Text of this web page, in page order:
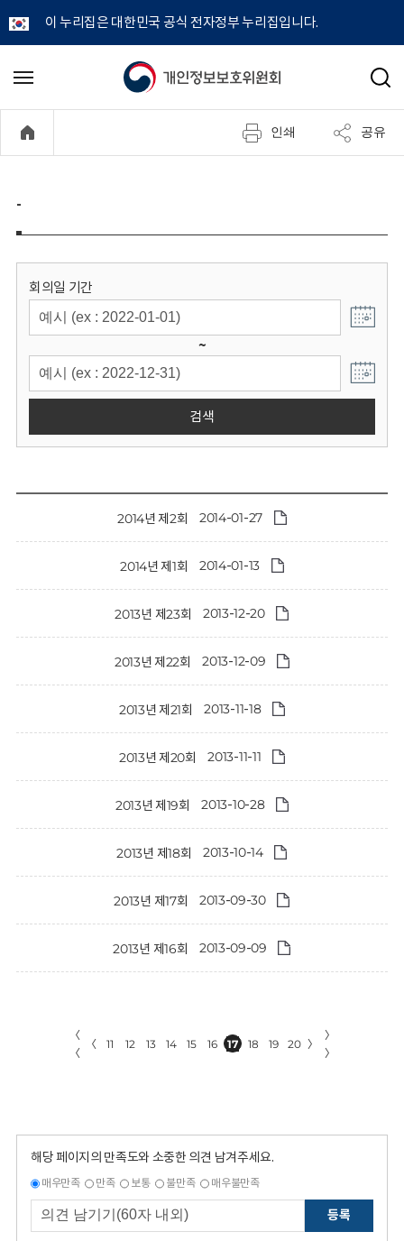
이 누리집은 대한민국 공식 전자정부 누리집입니다.
개
정
보
위
원
회
메
기
검
인쇄 공유
-
회의일 기간
~
검색
2014년 제2회 2014-01-27
2014년 제1회 2014-01-13
2013년 제23회 2013-12-20
2013년 제22회 2013-12-09
2013년 제21회 2013-11-18
2013년 제20회 2013-11-11
2013년 제19회 2013-10-28
2013년 제18회 2013-10-14
2013년 제17회 2013-09-30
2013년 제16회 2013-09-09
〈
〈
〈 11 12 13 14 15 16 17 18 19 20 〉
〉
〉
해당 페이지의 만족도와 소중한 의견 남겨주세요.
매우만족 만족 보통 불만족 매우불만족
등록